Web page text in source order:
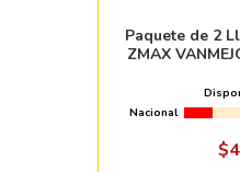
Paquete de 2
ZMAX
Nacional
$